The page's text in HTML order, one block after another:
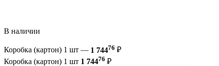
В наличии
Коробка (картон) 1 шт — 1 74476 ₽
Коробка (картон) 1 шт 1 74476 ₽